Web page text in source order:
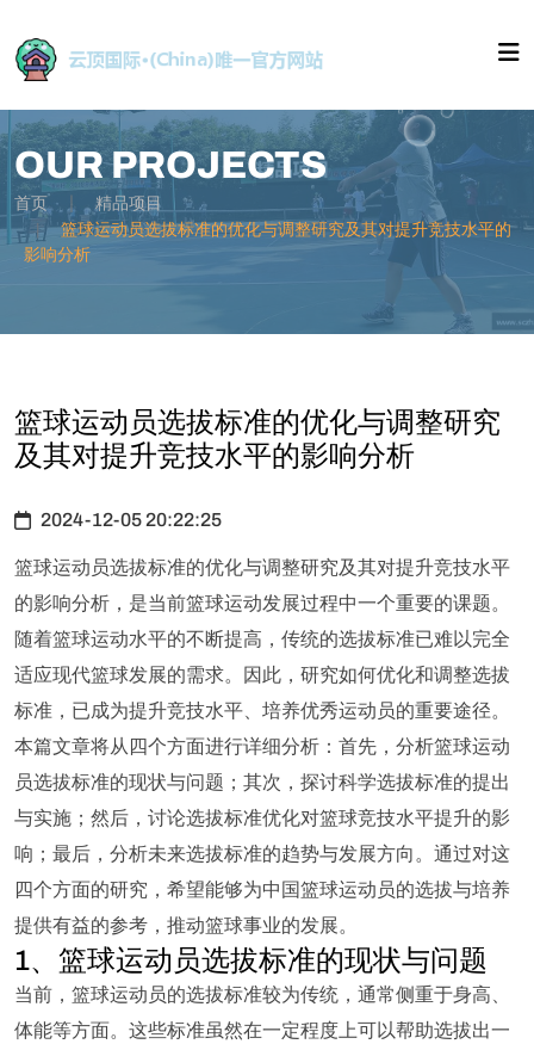
OUR PROJECTS
首页
精品项目
篮球运动员选拔标准的优化与调整研究及其对提升竞技水平的
影响分析
篮球运动员选拔标准的优化与调整研究
及其对提升竞技水平的影响分析
2024-12-05 20:22:25
篮球运动员选拔标准的优化与调整研究及其对提升竞技水平
的影响分析，是当前篮球运动发展过程中一个重要的课题。
随着篮球运动水平的不断提高，传统的选拔标准已难以完全
适应现代篮球发展的需求。因此，研究如何优化和调整选拔
标准，已成为提升竞技水平、培养优秀运动员的重要途径。
本篇文章将从四个方面进行详细分析：首先，分析篮球运动
员选拔标准的现状与问题；其次，探讨科学选拔标准的提出
与实施；然后，讨论选拔标准优化对篮球竞技水平提升的影
响；最后，分析未来选拔标准的趋势与发展方向。通过对这
四个方面的研究，希望能够为中国篮球运动员的选拔与培养
提供有益的参考，推动篮球事业的发展。
1、篮球运动员选拔标准的现状与问题
当前，篮球运动员的选拔标准较为传统，通常侧重于身高、
体能等方面。这些标准虽然在一定程度上可以帮助选拔出一